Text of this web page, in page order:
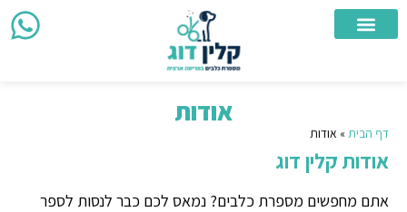
אודות
דף הבית» אודות
אודות קלין דוג
אתם מחפשים מספרת כלבים? נמאס לכם כבר לנסות לספר